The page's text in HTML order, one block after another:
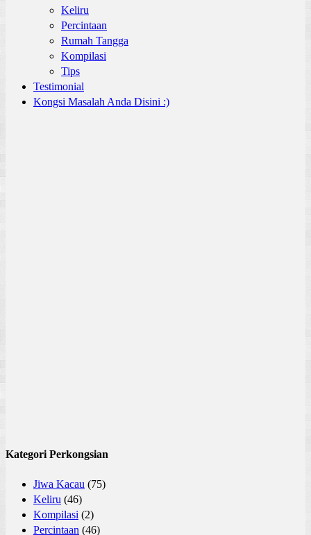
Keliru
Percintaan
Rumah Tangga
Kompilasi
Tips
Testimonial
Kongsi Masalah Anda Disini :)
Kategori Perkongsian
Jiwa Kacau (75)
Keliru (46)
Kompilasi (2)
Percintaan (46)